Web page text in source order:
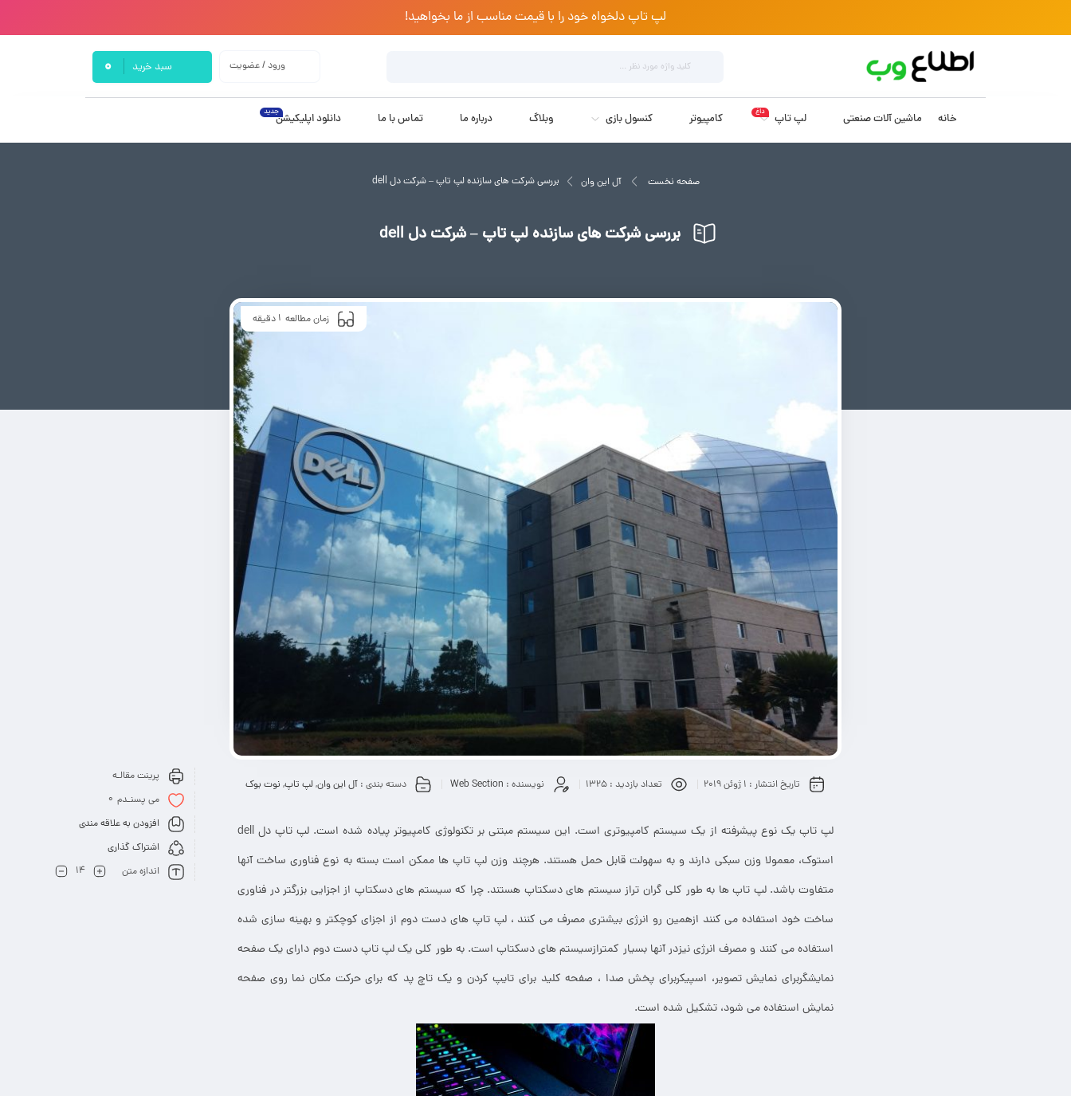
لپ تاپ دلخواه خود را با قیمت مناسب از ما بخواهید!
ورود / عضویت سبد خرید 0
خانه ماشین آلات صنعتی لپ تاپ داغ کامپیوتر کنسول بازی وبلاگ درباره ما تماس با ما دانلود اپلیکیشنجدید
صفحه نخست آل این وان بررسی شرکت های سازنده لپ تاپ – شرکت دل dell
بررسی شرکت های سازنده لپ تاپ – شرکت دل dell
زمان مطالعه 1 دقیقه
تاریخ انتشار : 1 ژوئن 2019 تعداد بازدید : 1325 نویسنده : Web Section دسته بندی : آل این وان,لپ تاپ, نوت بوک
پرینت مقالـه
می پسنـدم 0
افزودن به علاقه مندی
اشتراک گذاری
اندازه متن
14
لپ تاپ یک نوع پیشرفته از یک سیستم کامپیوتری است. این سیستم مبتنی بر تکنولوژی کامپیوتر پیاده شده است. لپ تاپ دل dell
استوک، معمولا وزن سبکی دارند و به سهولت قابل حمل هستند. هرچند وزن لپ تاپ ها ممکن است بسته به نوع فناوری ساخت آنها
متفاوت باشد. لپ تاپ ها به طور کلی گران تراز سیستم های دسکتاپ هستند. چرا که سیستم های دسکتاپ از اجزایی بزرگتر در فناوری
ساخت خود استفاده می کنند ازهمین رو انرژی بیشتری مصرف می کنند ، لپ تاپ های دست دوم از اجزای کوچکتر و بهینه سازی شده
استفاده می کنند و مصرف انرژی نیزدر آنها بسیار کمترازسیستم های دسکتاپ است. به طور کلی یک لپ تاپ دست دوم دارای یک صفحه
نمایشگربرای نمایش تصویر، اسپیکربرای پخش صدا ، صفحه کلید برای تایپ کردن و یک تاچ پد که برای حرکت مکان نما روی صفحه
نمایش استفاده می شود، تشکیل شده است.